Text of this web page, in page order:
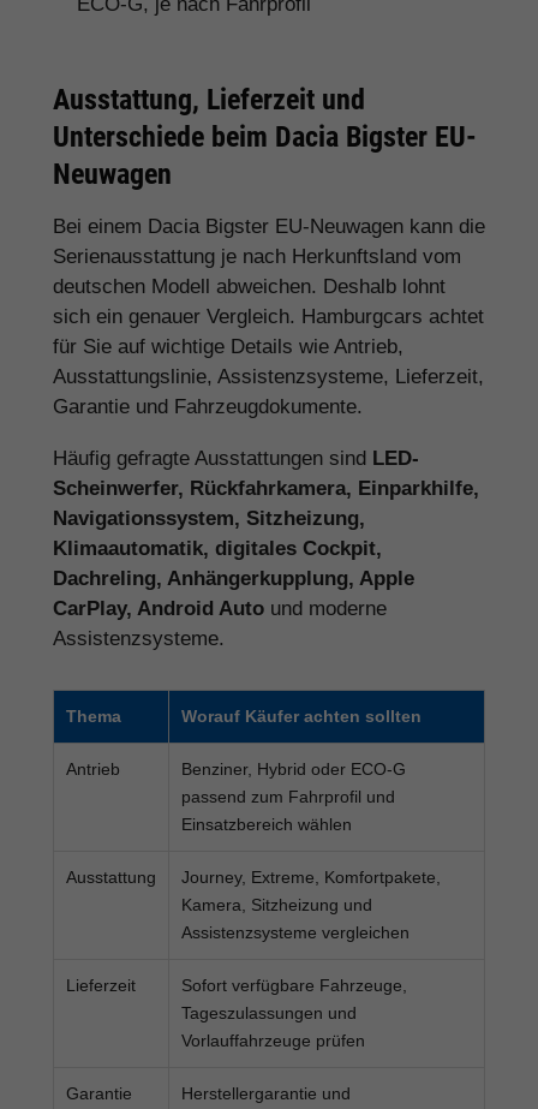
Ausstattung, Lieferzeit und
Unterschiede beim Dacia Bigster EU-
Neuwagen
Bei einem Dacia Bigster EU-Neuwagen kann die
Serienausstattung je nach Herkunftsland vom
deutschen Modell abweichen. Deshalb lohnt
sich ein genauer Vergleich. Hamburgcars achtet
für Sie auf wichtige Details wie Antrieb,
Ausstattungslinie, Assistenzsysteme, Lieferzeit,
Garantie und Fahrzeugdokumente.
Häufig gefragte Ausstattungen sind LED-
Scheinwerfer, Rückfahrkamera, Einparkhilfe,
Navigationssystem, Sitzheizung,
Klimaautomatik, digitales Cockpit,
Dachreling, Anhängerkupplung, Apple
CarPlay, Android Auto und moderne
Assistenzsysteme.
Thema Worauf Käufer achten sollten
Antrieb
Benziner, Hybrid oder ECO-G
passend zum Fahrprofil und
Einsatzbereich wählen
Ausstattung
Journey, Extreme, Komfortpakete,
Kamera, Sitzheizung und
Assistenzsysteme vergleichen
Lieferzeit
Sofort verfügbare Fahrzeuge,
Tageszulassungen und
Vorlauffahrzeuge prüfen
Garantie
Herstellergarantie und